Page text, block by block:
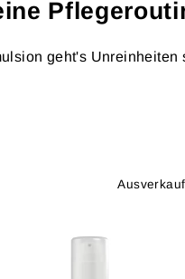
geht's Unreinheiten